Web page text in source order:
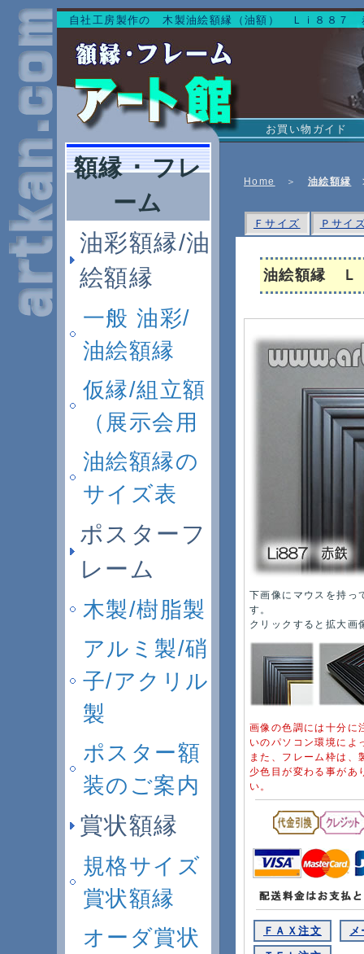
自社工房製作の 木製油絵額縁（油額） Ｌｉ８８
お買い物ガイド
Home ＞ 油絵額縁
Ｆサイズ Ｐサイ
油絵額縁 Ｌ
下画像にマウスを持っ
す。
クリックすると拡大画
画像の色調には十分
いのパソコン環境によ
また、フレーム枠は、
少色目が変わる事があ
い。
ＦＡＸ注文 メ
額縁 ･ フレ
ーム
油彩額縁/油
絵額縁
一般 油彩/
油絵額縁
仮縁/組立額
（展示会用
油絵額縁の
サイズ表
ポスターフ
レーム
木製/樹脂製
アルミ製/硝
子/アクリル
製
ポスター額
装のご案内
賞状額縁
規格サイズ
賞状額縁
オーダ賞状